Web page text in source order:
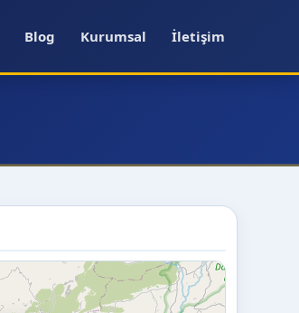
Blog Kurumsal İletişim